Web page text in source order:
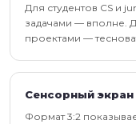
Для студентов CS и
задачами — вполне.
проектами —
Сенсорный
Формат 3:2